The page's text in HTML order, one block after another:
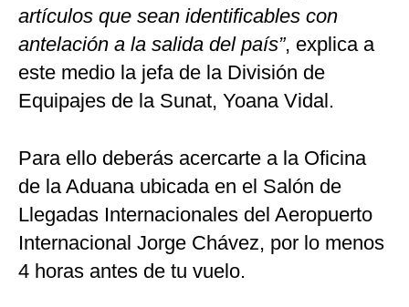
artículos que sean identificables con
antelación a la salida del país”, explica a
este medio la jefa de la División de
Equipajes de la Sunat, Yoana Vidal.
Para ello deberás acercarte a la Oficina
de la Aduana ubicada en el Salón de
Llegadas Internacionales del Aeropuerto
Internacional Jorge Chávez, por lo menos
4 horas antes de tu vuelo.